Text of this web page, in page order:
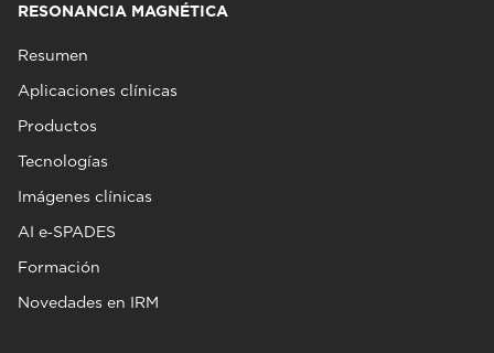
RESONANCIA MAGNÉTICA
Resumen
Aplicaciones clínicas
Productos
Tecnologías
Imágenes clínicas
AI e‑SPADES
Formación
Novedades en IRM